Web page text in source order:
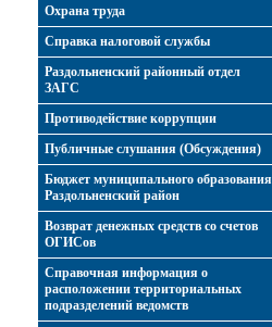
Охрана труда
Справка налоговой службы
Раздольненский районный отдел
ЗАГС
Противодействие коррупции
Публичные слушания (Обсуждения)
Бюджет муниципального образования
Раздольненский район
Возврат денежных средств со счетов
ОГИСов
Справочная информация о
расположении территориальных
подразделений ведомств